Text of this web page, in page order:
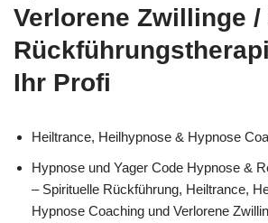
Verlorene Zwillinge /
Ihr Profi
Heiltrance, Heilhypnose & Hypnose
Hypnose und Yager Code Hypnose &
– Spirituelle Rückführung, Heiltrance,
Hypnose Coaching und Verlorene